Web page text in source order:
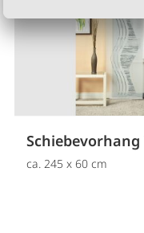
Schiebevorhang
ca. 245 x 60 cm